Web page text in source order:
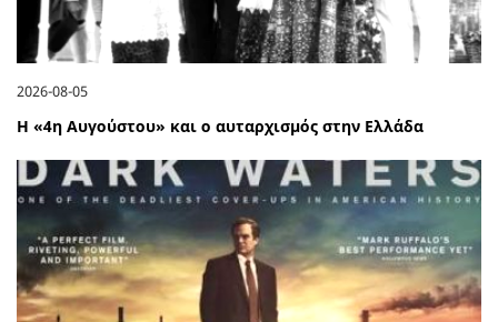
2026-08-05
Η «4η Αυγούστου» και ο αυταρχισμός στην Ελλάδα